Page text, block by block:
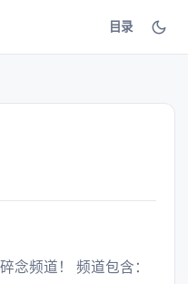
目录